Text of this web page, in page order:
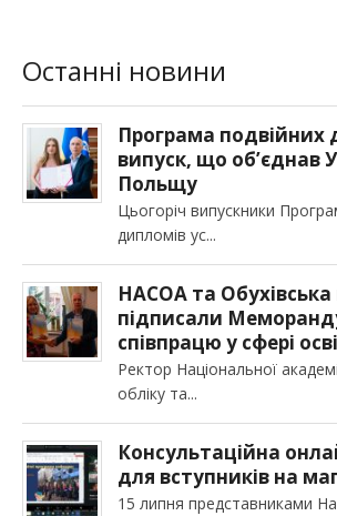
Останні новини
Програма подвійних
випуск, що об’єднав
Польщу
Цьогоріч випускники
дипломів ус
НАСОА та Обухівська
підписали
співпрацю у сфері
Ректор Національної
обліку та
Консультаційна
для вступників на
15 липня представниками